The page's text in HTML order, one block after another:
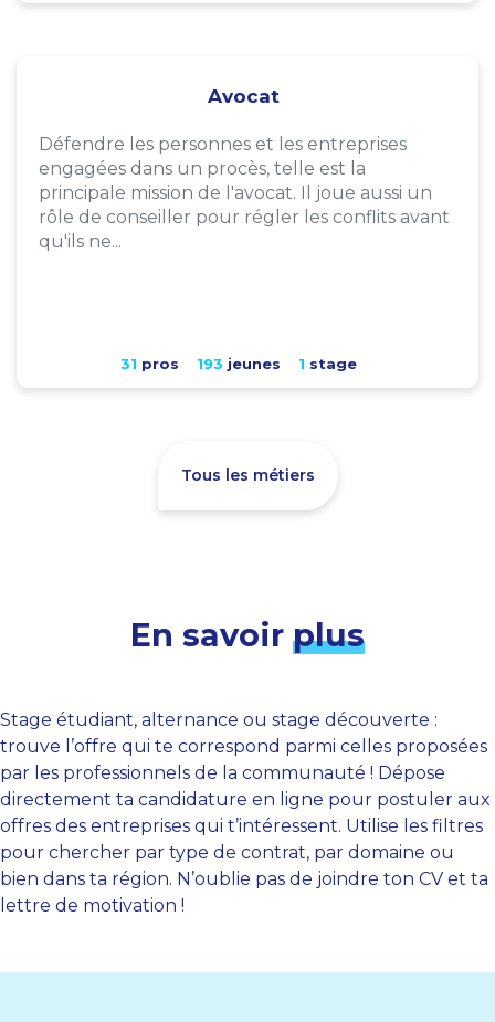
Avocat
Défendre les personnes et les entreprises
engagées dans un procès, telle est la
principale mission de l'avocat. Il joue aussi un
rôle de conseiller pour régler les conflits avant
qu'ils ne...
31 pros 193 jeunes 1 stage
Tous les métiers
En savoir plus
Stage étudiant, alternance ou stage découverte :
trouve l’offre qui te correspond parmi celles proposées
par les professionnels de la communauté ! Dépose
directement ta candidature en ligne pour postuler aux
offres des entreprises qui t’intéressent. Utilise les filtres
pour chercher par type de contrat, par domaine ou
bien dans ta région. N’oublie pas de joindre ton CV et ta
lettre de motivation !